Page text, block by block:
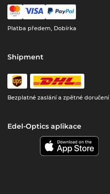
Platba předem, Dobírka
Shipment
Bezplatné zaslání a zpětné doručení
Edel-Optics aplikace